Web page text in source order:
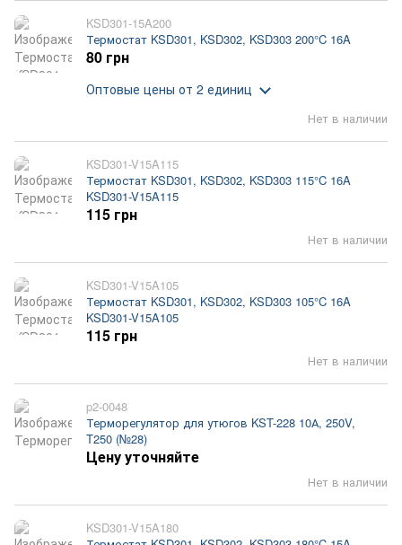
KSD301-15A200
Термостат KSD301, KSD302, KSD303 200°C 16A
Нет в наличии
80 грн
Оптовые цены от 2 единиц
KSD301-V15A115
Термостат KSD301, KSD302, KSD303 115°C 16A
KSD301-V15A115
Нет в наличии
115 грн
KSD301-V15A105
Термостат KSD301, KSD302, KSD303 105°C 16A
KSD301-V15A105
Нет в наличии
115 грн
p2-0048
Терморегулятор для утюгов KST-228 10А, 250V,
T250 (№28)
Нет в наличии
Цену уточняйте
KSD301-V15A180